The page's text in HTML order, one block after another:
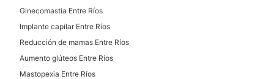
Ginecomastia Entre Ríos
Implante capilar Entre Ríos
Reducción de mamas Entre Ríos
Aumento glúteos Entre Ríos
Mastopexia Entre Ríos